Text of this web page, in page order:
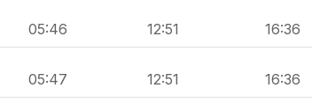
05:46 12:51 16:36
05:47 12:51 16:36